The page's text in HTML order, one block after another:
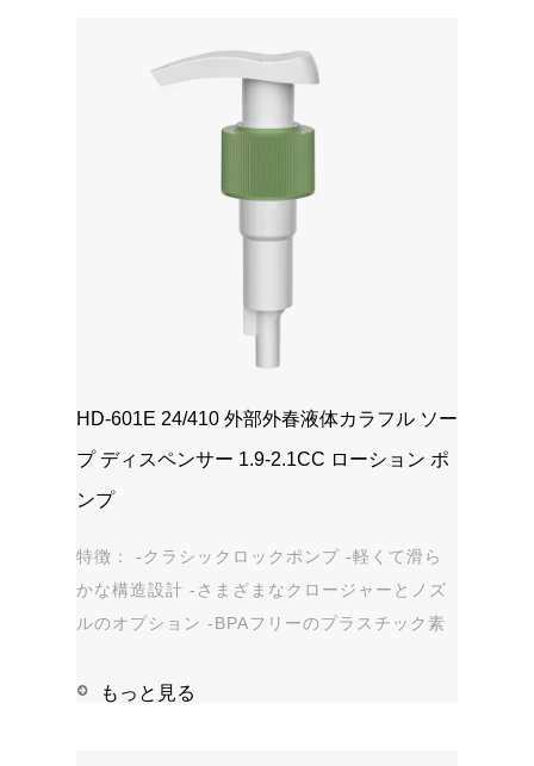
HD-601E 24/410 外部外春液体カラフル ソー
プ ディスペンサー 1.9-2.1CC ローション ポ
ンプ
特徴： -クラシックロックポンプ -軽くて滑ら
かな構造設計 -さまざまなクロージャーとノズ
ルのオプション -BPAフリーのプラスチック素
石鹸、シャンプー、シャワージェル -パーソナ
もっと見る